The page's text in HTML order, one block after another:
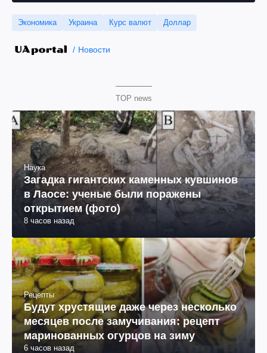
Экономика Украина Курс валют Доллар
Новости
TOP news
Наука
Загадка гигантских каменных кувшинов
в Лаосе: ученые были поражены
открытием (фото)
8 часов назад
Рецепты
Будут хрустящие даже через несколько
месяцев после замучивания: рецепт
маринованных огурцов на зиму
6 часов назад